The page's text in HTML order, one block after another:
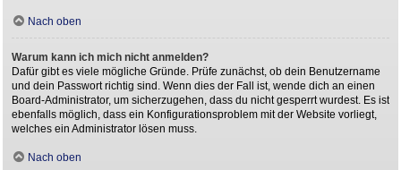
Nach oben
Warum kann ich mich nicht anmelden?
Dafür gibt es viele mögliche Gründe. Prüfe zunächst, ob dein Benutzername
und dein Passwort richtig sind. Wenn dies der Fall ist, wende dich an einen
Board-Administrator, um sicherzugehen, dass du nicht gesperrt wurdest. Es ist
ebenfalls möglich, dass ein Konfigurationsproblem mit der Website vorliegt,
welches ein Administrator lösen muss.
Nach oben